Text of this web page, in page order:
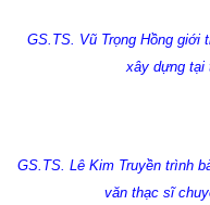
GS.TS. Vũ Trọng Hồng giới
xây dựng tại
GS.TS. Lê Kim Truyền trình
văn thạc sĩ